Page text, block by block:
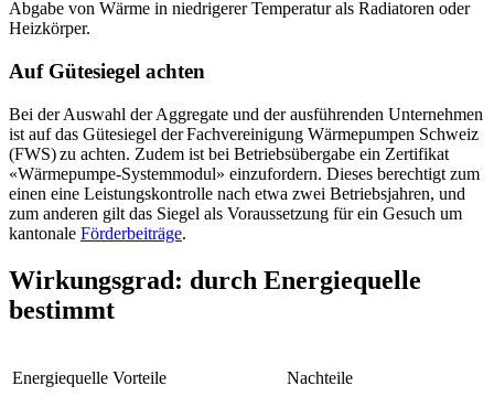
Abgabe von Wärme in niedrigerer Temperatur als Radiatoren oder
Heizkörper.
Auf Gütesiegel achten
Bei der Auswahl der Aggregate und der ausführenden Unternehmen
ist auf das Gütesiegel der Fachvereinigung Wärmepumpen Schweiz
(FWS) zu achten. Zudem ist bei Betriebsübergabe ein Zertifikat
«Wärmepumpe-Systemmodul» einzufordern. Dieses berechtigt zum
einen eine Leistungskontrolle nach etwa zwei Betriebsjahren, und
zum anderen gilt das Siegel als Voraussetzung für ein Gesuch um
kantonale Förderbeiträge.
Wirkungsgrad: durch Energiequelle
bestimmt
Energiequelle Vorteile Nachteile